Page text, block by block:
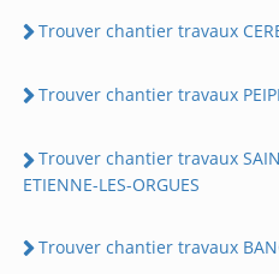
Trouver chantier travaux
Trouver chantier travaux
Trouver chantier travaux
ETIENNE-LES-ORGUES
Trouver chantier travaux